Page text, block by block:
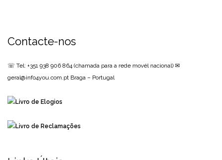
Contacte-nos
☏ Tel: +351 938 906 864 (chamada para a rede movél nacional) ✉
geral@info4you.com.pt Braga – Portugal